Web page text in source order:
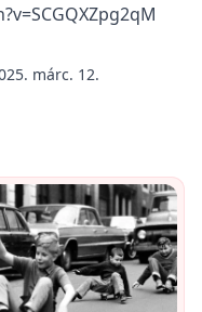
márc. 12.